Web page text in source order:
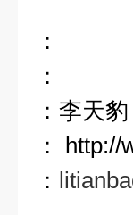
：
：
：李天豹
： http://
：